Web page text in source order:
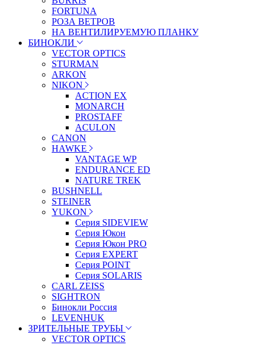
FORTUNA
РОЗА ВЕТРОВ
НА ВЕНТИЛИРУЕМУЮ ПЛАНКУ
БИНОКЛИ
VECTOR OPTICS
STURMAN
ARKON
NIKON
ACTION EX
MONARCH
PROSTAFF
ACULON
CANON
HAWKE
VANTAGE WP
ENDURANCE ED
NATURE TREK
BUSHNELL
STEINER
YUKON
Серия SIDEVIEW
Серия Юкон
Серия Юкон PRO
Серия EXPERT
Серия POINT
Серия SOLARIS
CARL ZEISS
SIGHTRON
Бинокли Россия
LEVENHUK
ЗРИТЕЛЬНЫЕ ТРУБЫ
VECTOR OPTICS